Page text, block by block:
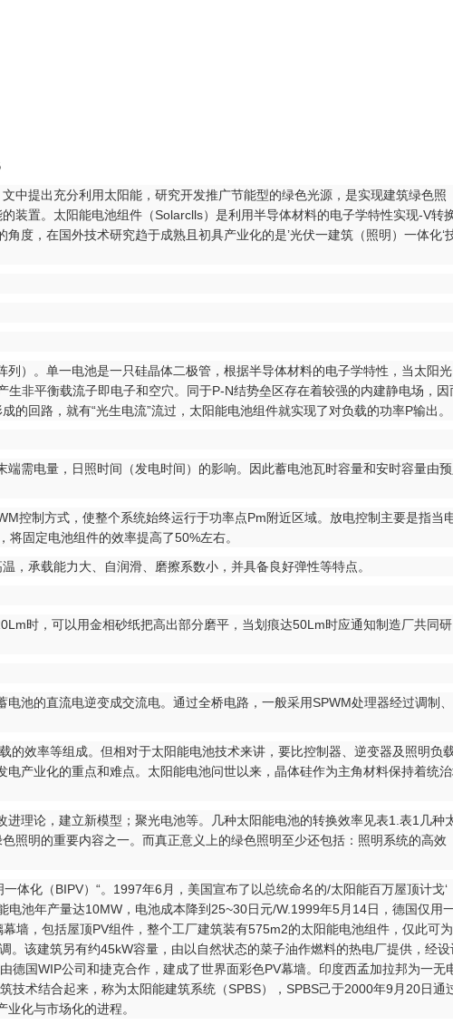
中提出充分利用太阳能，研究开发推广节能型的绿色光源，是实现建筑绿色照
装置。太阳能电池组件（Solarclls）是利用半导体材料的电子学特性实现-V转
度，在国外技术研究趋于成熟且初具产业化的是’光伏一建筑（照明）一体化‘
。单一电池是一只硅晶体二极管，根据半导体材料的电子学特性，当太阳
非平衡载流子即电子和空穴。同于P-N结势垒区存在着较强的内建静电场，因
回路，就有“光生电流”流过，太阳能电池组件就实现了对负载的功率P输出。
电量，日照时间（发电时间）的影响。因此蓄电池瓦时容量和安时容量由
制方式，使整个系统始终运行于功率点Pm附近区域。放电控制主要是指当
固定电池组件的效率提高了50%左右。
承载能力大、自润滑、磨擦系数小，并具备良好弹性等特点。
时，可以用金相砂纸把高出部分磨平，当划痕达50Lm时应通知制造厂共同
的直流电逆变成交流电。通过全桥电路，一般采用SPWM处理器经过调制
效率等组成。但相对于太阳能电池技术来讲，要比控制器、逆变器及照明负
产业化的重点和难点。太阳能电池问世以来，晶体硅作为主角材料保持着统
论，建立新模型；聚光电池等。几种太阳能电池的转换效率见表1.表1几种
照明的重要内容之一。而真正意义上的绿色照明至少还包括：照明系统的高效
化（BIPV）“。1997年6月，美国宣布了以总统命名的/太阳能百万屋顶计戈‘
池年产量达10MW，电池成本降到25~30日元/W.1999年5月14日，德国仅用
墙，包括屋顶PV组件，整个工厂建筑装有575m2的太阳能电池组件，仅此可
该建筑另有约45kW容量，由以自然状态的菜子油作燃料的热电厂提供，经设
国WIP公司和捷克合作，建成了世界面彩色PV幕墙。印度西孟加拉邦为一无
术结合起来，称为太阳能建筑系统（SPBS），SPBS己于2000年9月20日通
化与市场化的进程。